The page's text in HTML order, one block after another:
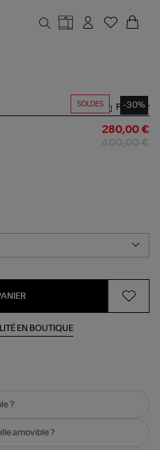
SOLDES -30%
Partager
280,00 €
EN BOUTIQUE
?
amovible ?